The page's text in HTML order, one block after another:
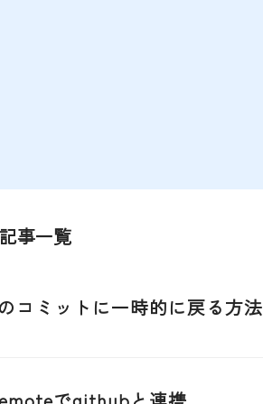
事一覧
コミットに一時的に戻る方法